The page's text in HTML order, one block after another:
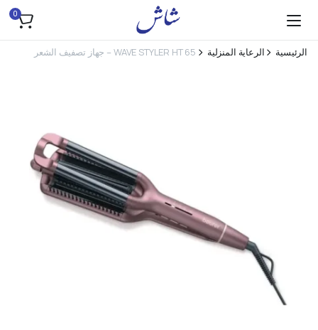
0
الرئيسية الرعاية المنزلية WAVE STYLER HT 65 – جهاز تصفيف الشعر